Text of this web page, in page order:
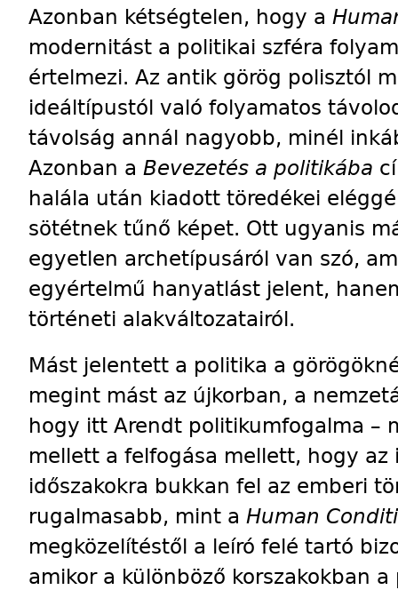
Azonban kétségtelen, hogy a
modernitást a politikai szféra
értelmezi. Az antik görög polisztól
ideáltípustól való folyamatos
távolság annál nagyobb, minél
Azonban a Bevezetés a politikába
halála után kiadott töredékei
sötétnek tűnő képet. Ott ugyanis
egyetlen archetípusáról van szó,
egyértelmű hanyatlást jelent,
történeti alakváltozatairól.
Mást jelentett a politika a
megint mást az újkorban, a
hogy itt Arendt politikumfogalma –
mellett a felfogása mellett, hogy
időszakokra bukkan fel az emberi
rugalmasabb, mint a Human
megközelítéstől a leíró felé tartó
amikor a különböző korszakokban